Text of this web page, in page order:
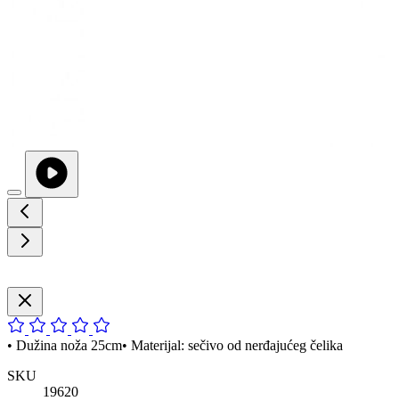
• Dužina noža 25cm• Materijal: sečivo od nerđajućeg čelika
SKU
19620